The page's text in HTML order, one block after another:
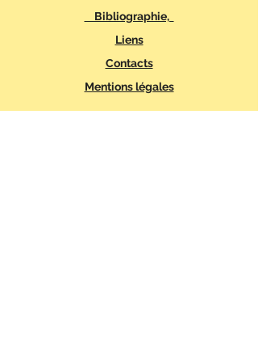
Bibliographie,
Liens
Contacts
Mentions légales